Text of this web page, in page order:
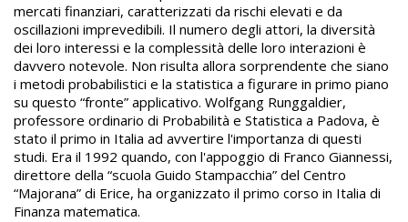
mercati finanziari, caratterizzati da rischi elevati e da
oscillazioni imprevedibili. Il numero degli attori, la diversità
dei loro interessi e la complessità delle loro interazioni è
davvero notevole. Non risulta allora sorprendente che siano
i metodi probabilistici e la statistica a figurare in primo piano
su questo “fronte” applicativo. Wolfgang Runggaldier,
professore ordinario di Probabilità e Statistica a Padova, è
stato il primo in Italia ad avvertire l'importanza di questi
studi. Era il 1992 quando, con l'appoggio di Franco Giannessi,
direttore della “scuola Guido Stampacchia” del Centro
“Majorana” di Erice, ha organizzato il primo corso in Italia di
Finanza matematica.